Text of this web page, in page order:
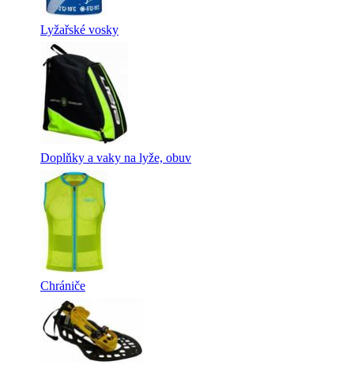
Lyžařské vosky
Doplňky a vaky na lyže, obuv
Chrániče